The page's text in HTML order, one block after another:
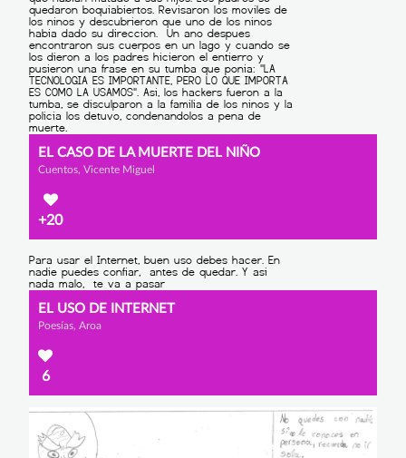
EL CASO DE LA MUERTE DEL NIÑO
Cuentos, Vicente Miguel
+20
EL USO DE INTERNET
Poesías, Aroa
6